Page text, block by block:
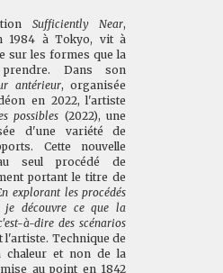
Sufficiently Near,
1984 à Tokyo, vit à
sur les formes que la
Dans son
antérieur, organisée
en 2022, l'artiste
possibles (2022), une
d'une variété de
Cette nouvelle
seul procédé de
portant le titre de
explorant les procédés
je découvre ce que la
à-dire des scénarios
l'artiste. Technique de
chaleur et non de la
au point en 1842